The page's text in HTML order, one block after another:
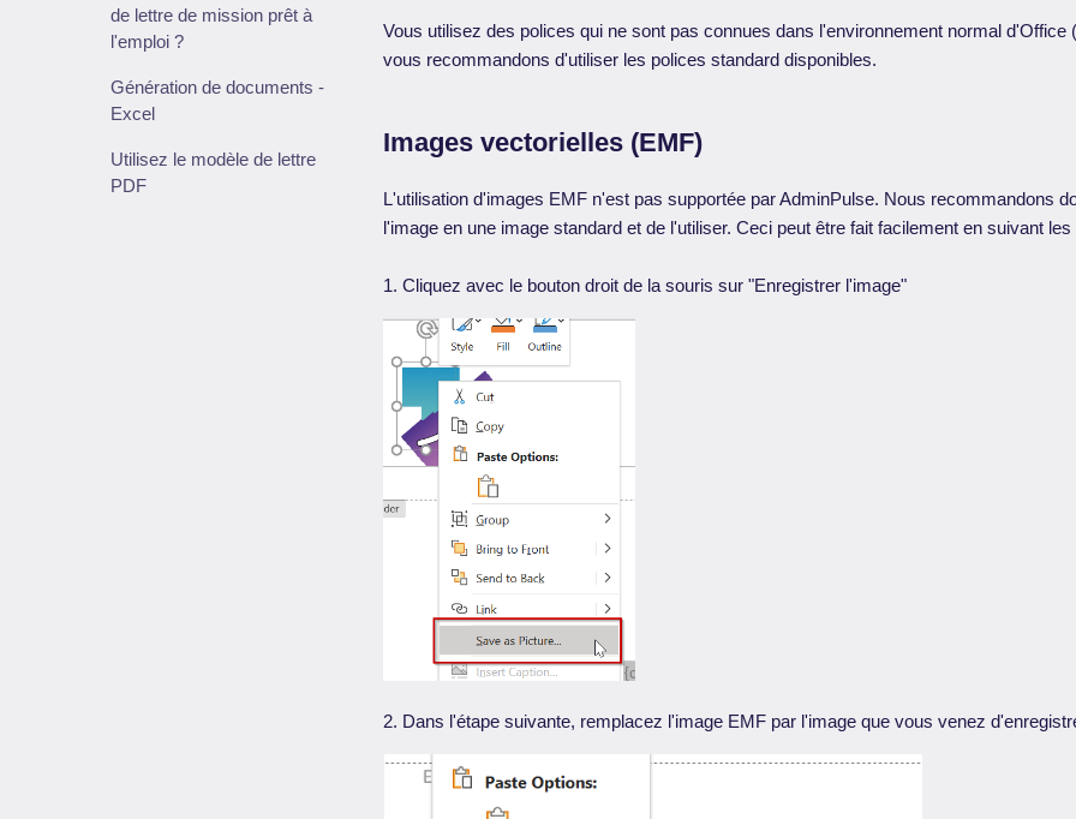
de lettre de mission prêt à
l'emploi ?
Génération de documents -
Excel
Utilisez le modèle de lettre
PDF
Vous utilisez des polices qui ne sont pas connues dans l'environnement normal d'Office
vous recommandons d'utiliser les polices standard disponibles.
Images vectorielles (EMF)
L'utilisation d'images EMF n'est pas supportée par AdminPulse. Nous recommandons
l'image en une image standard et de l'utiliser. Ceci peut être fait facilement en suivant
1. Cliquez avec le bouton droit de la souris sur "Enregistrer l'image"
2. Dans l'étape suivante, remplacez l'image EMF par l'image que vous venez